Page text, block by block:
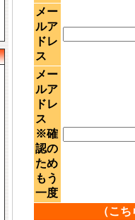
メー
ルア
ドレ
ス
メー
ルア
ドレ
ス
※確
認の
ため
もう
一度
（こ